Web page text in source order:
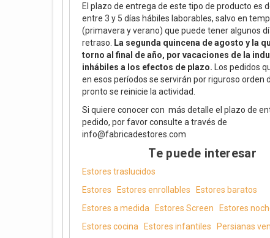
El plazo de entrega de este tipo de producto es
entre 3 y 5 días hábiles laborables, salvo en
(primavera y verano) que puede tener algunos
retraso.
La segunda quincena de agosto y la
torno al final de año, por vacaciones de la
inhábiles a los efectos de plazo. Los pedidos
en esos períodos se servirán por riguroso orden
pronto se reinicie la actividad.
Si quiere conocer con más detalle el plazo de
pedido, por favor consulte a través de
info@fabricadestores.com
Te puede interesar
Estores traslucidos
Estores
Estores enrollables
Estores baratos
Estores a medida
Estores Screen
Estores
Estores cocina
Estores infantiles Persianas